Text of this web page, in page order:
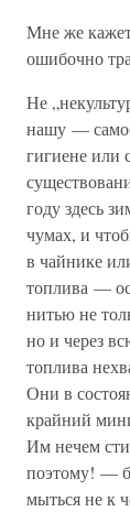
Мне же
ошибочно
Не
нашу —
гигиене или
году здесь
чумах, и
в чайнике
топлива —
нитью не
но и через
топлива
Они в
крайний
Им нечем
поэтому! —
мыться не к